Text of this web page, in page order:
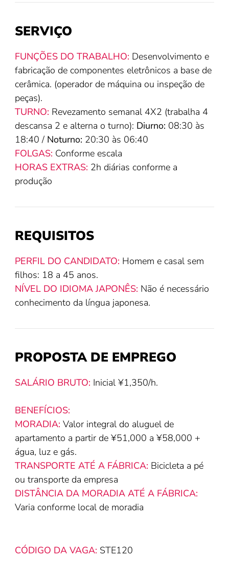
SERVIÇO
FUNÇÕES DO TRABALHO: Desenvolvimento e
fabricação de componentes eletrônicos a base de
cerâmica. (operador de máquina ou inspeção de
peças).
TURNO: Revezamento semanal 4X2 (trabalha 4
descansa 2 e alterna o turno): Diurno: 08:30 às
18:40 / Noturno: 20:30 às 06:40
FOLGAS: Conforme escala
HORAS EXTRAS: 2h diárias conforme a
produção
REQUISITOS
PERFIL DO CANDIDATO: Homem e casal sem
filhos: 18 a 45 anos.
NÍVEL DO IDIOMA JAPONÊS: Não é necessário
conhecimento da língua japonesa.
PROPOSTA DE EMPREGO
SALÁRIO BRUTO: Inicial ¥1,350/h.
BENEFÍCIOS:
MORADIA: Valor integral do aluguel de
apartamento a partir de ¥51,000 a ¥58,000 +
água, luz e gás.
TRANSPORTE ATÉ A FÁBRICA: Bicicleta a pé
ou transporte da empresa
DISTÂNCIA DA MORADIA ATÉ A FÁBRICA:
Varia conforme local de moradia
CÓDIGO DA VAGA: STE120